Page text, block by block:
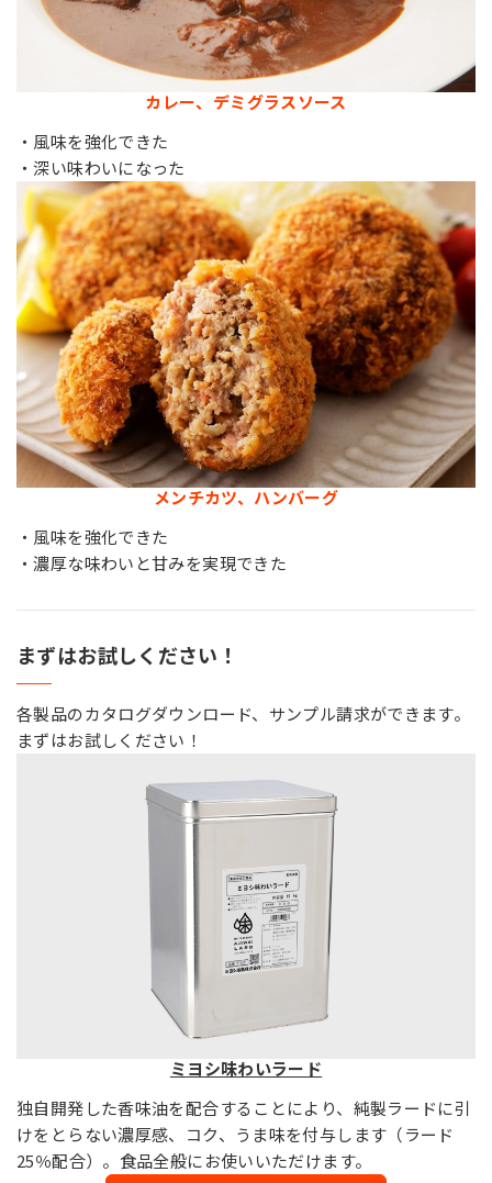
カレー、デミグラスソース
・風味を強化できた
・深い味わいになった
メンチカツ、ハンバーグ
・風味を強化できた
・濃厚な味わいと甘みを実現できた
まずはお試しください！
各製品のカタログダウンロード、サンプル請求ができます。
まずはお試しください！
ミヨシ味わいラード
独自開発した香味油を配合することにより、純製ラードに引
けをとらない濃厚感、コク、うま味を付与します（ラード
25％配合）。食品全般にお使いいただけます。